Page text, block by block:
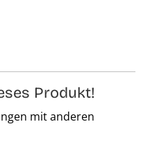
Produkt!
mit anderen